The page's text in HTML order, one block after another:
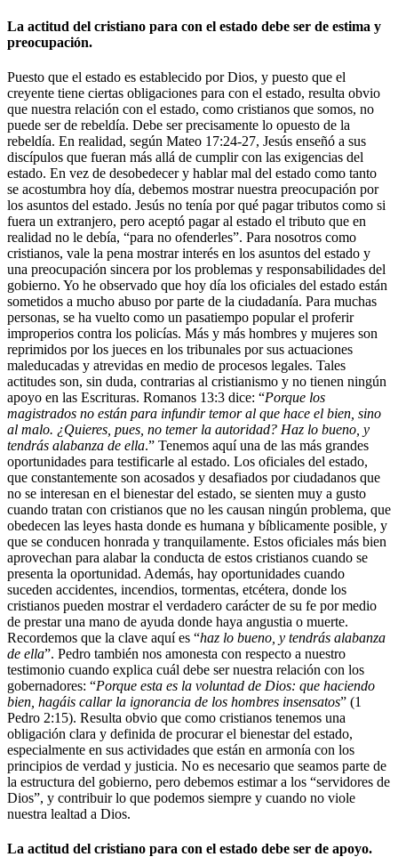
La actitud del cristiano para con el estado debe ser de estima y
preocupación.
Puesto que el estado es establecido por Dios, y puesto que el
creyente tiene ciertas obligaciones para con el estado, resulta obvio
que nuestra relación con el estado, como cristianos que somos, no
puede ser de rebeldía. Debe ser precisamente lo opuesto de la
rebeldía. En realidad, según Mateo 17:24-27, Jesús enseñó a sus
discípulos que fueran más allá de cumplir con las exigencias del
estado. En vez de desobedecer y hablar mal del estado como tanto
se acostumbra hoy día, debemos mostrar nuestra preocupación por
los asuntos del estado. Jesús no tenía por qué pagar tributos como si
fuera un extranjero, pero aceptó pagar al estado el tributo que en
realidad no le debía, “para no ofenderles”. Para nosotros como
cristianos, vale la pena mostrar interés en los asuntos del estado y
una preocupación sincera por los problemas y responsabilidades del
gobierno. Yo he observado que hoy día los oficiales del estado están
sometidos a mucho abuso por parte de la ciudadanía. Para muchas
personas, se ha vuelto como un pasatiempo popular el proferir
improperios contra los policías. Más y más hombres y mujeres son
reprimidos por los jueces en los tribunales por sus actuaciones
maleducadas y atrevidas en medio de procesos legales. Tales
actitudes son, sin duda, contrarias al cristianismo y no tienen ningún
apoyo en las Escrituras. Romanos 13:3 dice: “Porque los
magistrados no están para infundir temor al que hace el bien, sino
al malo. ¿Quieres, pues, no temer la autoridad? Haz lo bueno, y
tendrás alabanza de ella.” Tenemos aquí una de las más grandes
oportunidades para testificarle al estado. Los oficiales del estado,
que constantemente son acosados y desafiados por ciudadanos que
no se interesan en el bienestar del estado, se sienten muy a gusto
cuando tratan con cristianos que no les causan ningún problema, que
obedecen las leyes hasta donde es humana y bíblicamente posible, y
que se conducen honrada y tranquilamente. Estos oficiales más bien
aprovechan para alabar la conducta de estos cristianos cuando se
presenta la oportunidad. Además, hay oportunidades cuando
suceden accidentes, incendios, tormentas, etcétera, donde los
cristianos pueden mostrar el verdadero carácter de su fe por medio
de prestar una mano de ayuda donde haya angustia o muerte.
Recordemos que la clave aquí es “haz lo bueno, y tendrás alabanza
de ella”. Pedro también nos amonesta con respecto a nuestro
testimonio cuando explica cuál debe ser nuestra relación con los
gobernadores: “Porque esta es la voluntad de Dios: que haciendo
bien, hagáis callar la ignorancia de los hombres insensatos” (1
Pedro 2:15). Resulta obvio que como cristianos tenemos una
obligación clara y definida de procurar el bienestar del estado,
especialmente en sus actividades que están en armonía con los
principios de verdad y justicia. No es necesario que seamos parte de
la estructura del gobierno, pero debemos estimar a los “servidores de
Dios”, y contribuir lo que podemos siempre y cuando no viole
nuestra lealtad a Dios.
La actitud del cristiano para con el estado debe ser de apoyo.